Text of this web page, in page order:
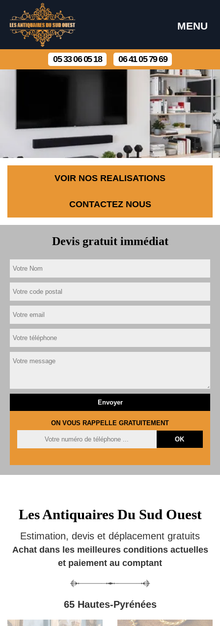
MENU
05 33 06 05 18 06 41 05 79 69
VOIR NOS REALISATIONS
CONTACTEZ NOUS
Devis gratuit immédiat
ON VOUS RAPPELLE GRATUITEMENT
Les Antiquaires Du Sud Ouest
Estimation, devis et déplacement gratuits
Achat dans les meilleures conditions actuelles
et paiement au comptant
65 Hautes-Pyrénées